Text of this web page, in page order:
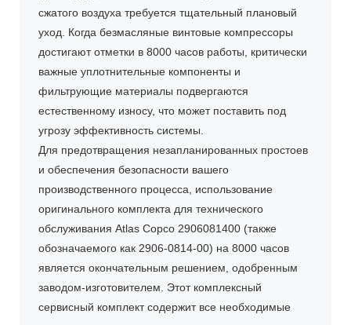
сжатого воздуха требуется тщательный плановый
уход. Когда безмасляные винтовые компрессоры
достигают отметки в 8000 часов работы, критически
важные уплотнительные компоненты и
фильтрующие материалы подвергаются
естественному износу, что может поставить под
угрозу эффективность системы.
Для предотвращения незапланированных простоев
и обеспечения безопасности вашего
производственного процесса, использование
оригинального комплекта для технического
обслуживания Atlas Copco 2906081400 (также
обозначаемого как 2906-0814-00) на 8000 часов
является окончательным решением, одобренным
заводом-изготовителем. Этот комплексный
сервисный комплект содержит все необходимые